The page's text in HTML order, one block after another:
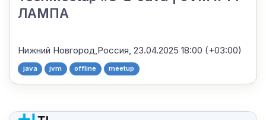
ЛАМПА
Нижний Новгород,Россия,23.04.2025 18:00 (+03:00)
java jvm offline meetup